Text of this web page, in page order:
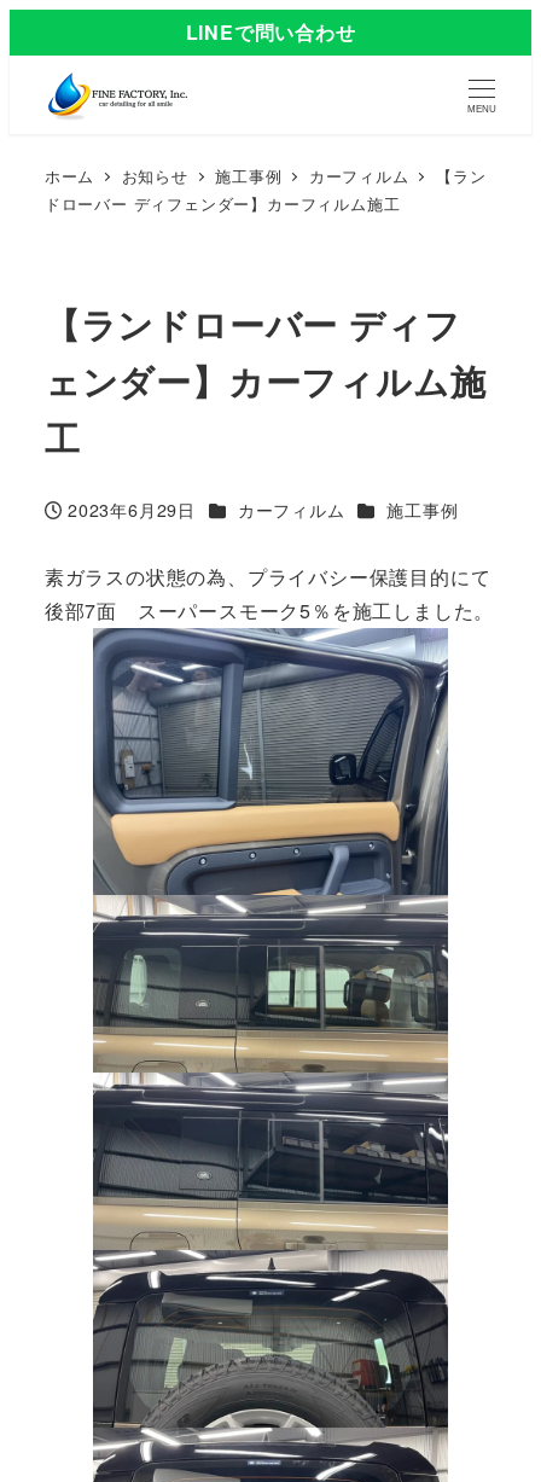
LINEで問い合わせ
MENU
ホーム お知らせ 施工事例 カーフィルム
【ラン
ドローバー ディフェンダー】カーフィルム施工
【ランドローバー ディフ
ェンダー】カーフィルム施
工
投稿日
2023年6月29日 カテゴリー
カーフィルム カテゴリー
施工事例
素ガラスの状態の為、プライバシー保護目的にて
後部7面 スーパースモーク5％を施工しました。